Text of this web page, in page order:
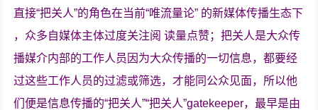
直接“把关人”的角色在当前“唯流量论” 的新媒体传播生态下
，众多自媒体主体过度关注阅 读量点赞；把关人是大众传
播媒介内部的工作人员因为大众传播的一切信息，都要经
过这些工作人员的过滤或筛选，才能同公众见面，所以他
们便是信息传播的“把关人”“把关人”gatekeeper，最早是由